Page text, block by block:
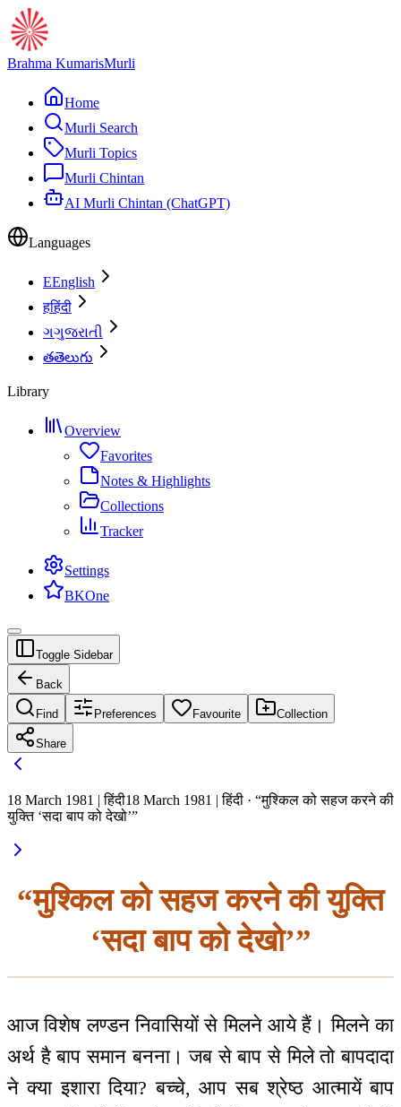
Brahma KumarisMurli
Home
Murli Search
Murli Topics
Murli Chintan
AI Murli Chintan (ChatGPT)
Languages
EEnglish
हहिंदी
ગગુજરાતી
తతెలుగు
Library
Overview
Favorites
Notes & Highlights
Collections
Tracker
Settings
BKOne
Toggle Sidebar
Back
Find Preferences Favourite Collection
Share
18 March 1981 | हिंदी18 March 1981 | हिंदी · “मुश्किल को सहज करने की
युक्ति ‘सदा बाप को देखो’”
“मुश्किल को सहज करने की युक्ति
‘सदा बाप को देखो’”
आज विशेष लण्डन निवासियों से मिलने आये हैं। मिलने का
अर्थ है बाप समान बनना। जब से बाप से मिले तो बापदादा
ने क्या इशारा दिया? बच्चे, आप सब श्रेष्ठ आत्मायें बाप